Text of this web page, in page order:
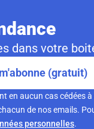
dans votre
(gratuit)
en aucun cas cédées à
de nos emails.
personnelles.